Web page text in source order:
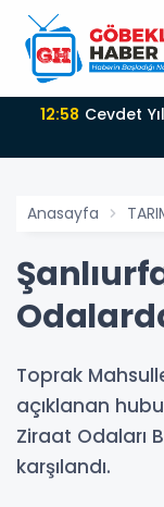
12:58
Anasayfa
Toprak
açıklanan
Ziraat Odaları
karşılandı.